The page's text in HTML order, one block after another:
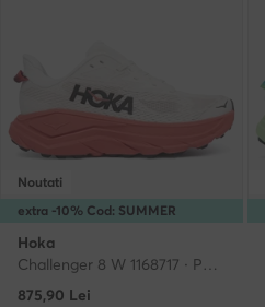
extra -10% Cod: SUMMER
Noutati
Hoka
Challenger 8 W 1168717 · Pantofi pentru alergare
875,90 Lei